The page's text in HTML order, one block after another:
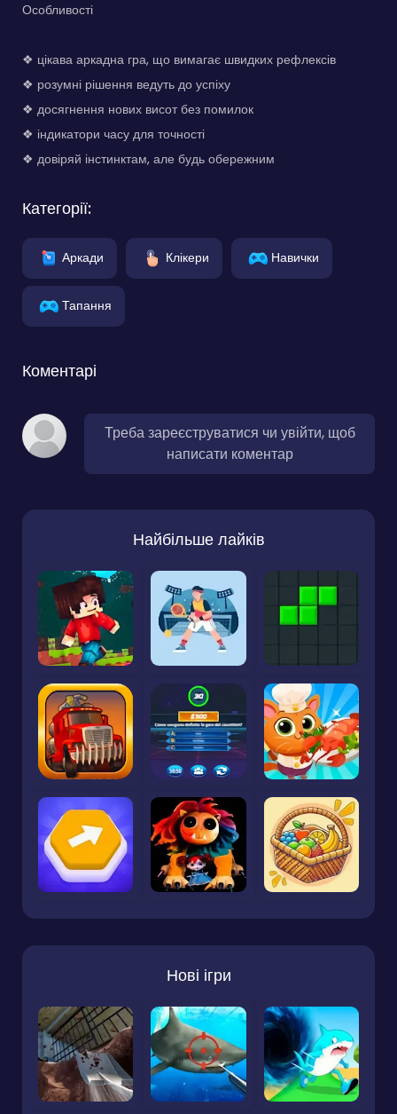
Особливості
❖ цікава аркадна гра, що вимагає швидких рефлексів
❖ розумні рішення ведуть до успіху
❖ досягнення нових висот без помилок
❖ індикатори часу для точності
❖ довіряй інстинктам, але будь обережним
Категорії:
Аркади Клікери Навички
Тапання
Коментарі
Треба зареєструватися чи увійти, щоб
написати коментар
Найбільше лайків
Нові ігри